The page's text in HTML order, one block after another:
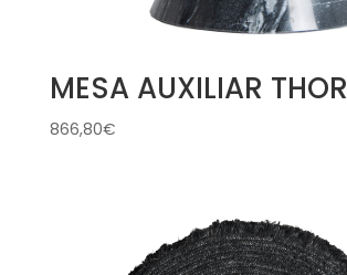
MESA AUXILIAR THOR
866,80€